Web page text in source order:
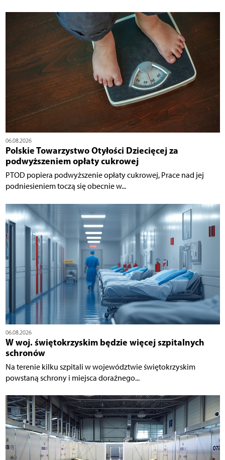
06.08.2026
Polskie Towarzystwo Otyłości Dziecięcej za
podwyższeniem opłaty cukrowej
PTOD popiera podwyższenie opłaty cukrowej, Prace nad jej
podniesieniem toczą się obecnie w...
06.08.2026
W woj. świętokrzyskim będzie więcej szpitalnych
schronów
Na terenie kilku szpitali w województwie świętokrzyskim
powstaną schrony i miejsca doraźnego...